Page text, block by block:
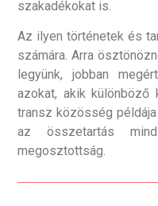
szakadékokat is.
Az ilyen történetek és
számára. Arra
legyünk, jobban
azokat, akik különböző
transz közösség
az összetartás
megosztottság.